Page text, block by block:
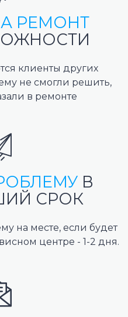
РЕМОНТ
клиенты других
не смогли решить,
в ремонте
В
СРОК
на месте, если будет
центре - 1-2 дня.